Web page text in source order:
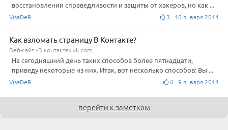
восстановлении справедливости и защиты от хакеров, но как ...
VisaDeR 3 10 января 2014
Как взломать страницу В Контакте?
Веб-сайт «В контакте» vk.com
На сегодняшний день таких способов более пятнадцати,
приведу некоторые из них. Итак, вот несколько способов: Вы ...
VisaDeR 6 9 января 2014
перейти к заметкам